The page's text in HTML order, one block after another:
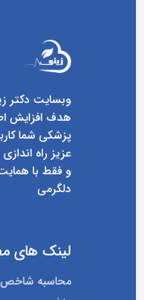
وبسایت دکتر
هدف افزایش
پزشکی شما
عزیز راه
و فقط با
دلگرمی
لینک های
محاسبه شاخص